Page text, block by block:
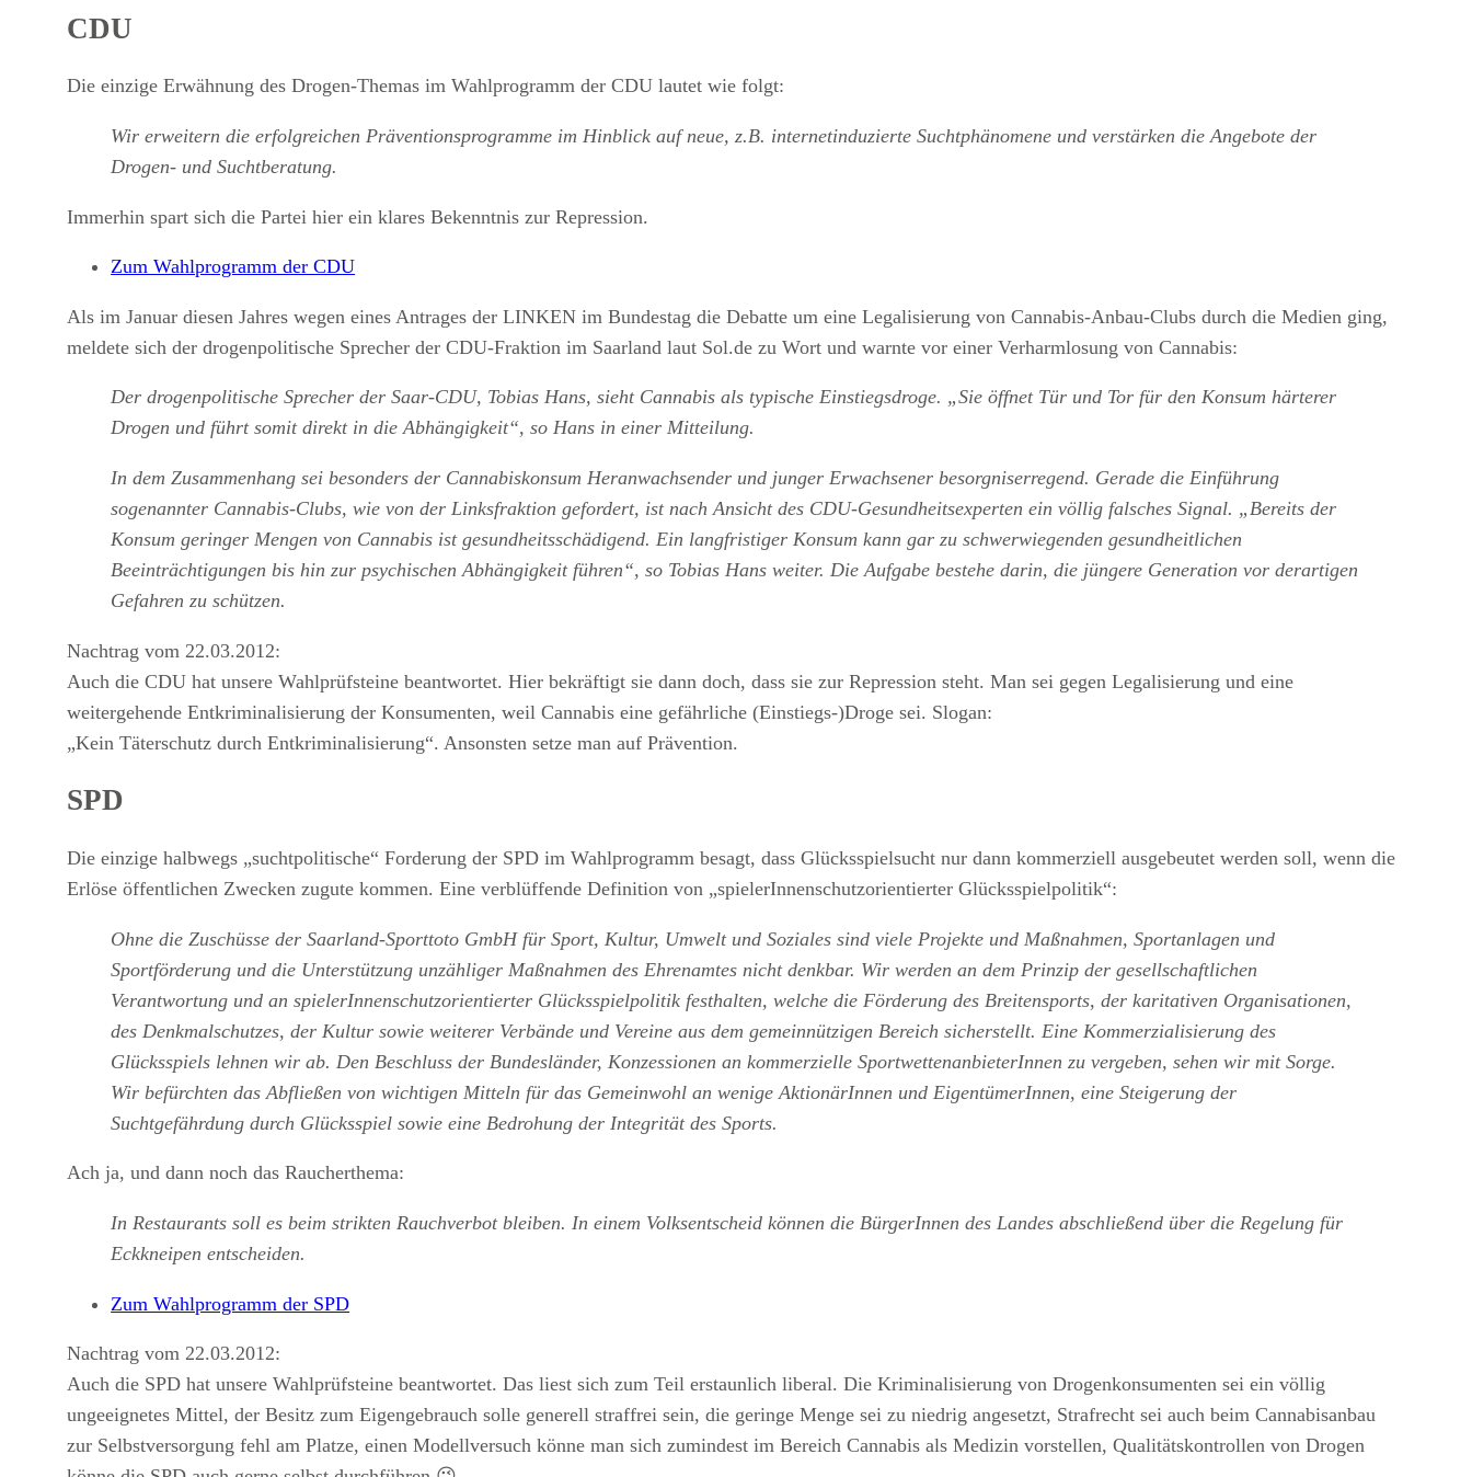
CDU
Die einzige Erwähnung des Drogen-Themas im Wahlprogramm der CDU lautet wie folgt:
Wir erweitern die erfolgreichen Präventionsprogramme im Hinblick auf neue, z.B. internetinduzierte Suchtphänomene und verstärken die Angebote der
Drogen- und Suchtberatung.
Immerhin spart sich die Partei hier ein klares Bekenntnis zur Repression.
Zum Wahlprogramm der CDU
Als im Januar diesen Jahres wegen eines Antrages der LINKEN im Bundestag die Debatte um eine Legalisierung von Cannabis-Anbau-Clubs durch die Medien ging,
meldete sich der drogenpolitische Sprecher der CDU-Fraktion im Saarland laut Sol.de zu Wort und warnte vor einer Verharmlosung von Cannabis:
Der drogenpolitische Sprecher der Saar-CDU, Tobias Hans, sieht Cannabis als typische Einstiegsdroge. „Sie öffnet Tür und Tor für den Konsum härterer
Drogen und führt somit direkt in die Abhängigkeit“, so Hans in einer Mitteilung.
In dem Zusammenhang sei besonders der Cannabiskonsum Heranwachsender und junger Erwachsener besorgniserregend. Gerade die Einführung
sogenannter Cannabis-Clubs, wie von der Linksfraktion gefordert, ist nach Ansicht des CDU-Gesundheitsexperten ein völlig falsches Signal. „Bereits der
Konsum geringer Mengen von Cannabis ist gesundheitsschädigend. Ein langfristiger Konsum kann gar zu schwerwiegenden gesundheitlichen
Beeinträchtigungen bis hin zur psychischen Abhängigkeit führen“, so Tobias Hans weiter. Die Aufgabe bestehe darin, die jüngere Generation vor derartigen
Gefahren zu schützen.
Nachtrag vom 22.03.2012:
Auch die CDU hat unsere Wahlprüfsteine beantwortet. Hier bekräftigt sie dann doch, dass sie zur Repression steht. Man sei gegen Legalisierung und eine
weitergehende Entkriminalisierung der Konsumenten, weil Cannabis eine gefährliche (Einstiegs-)Droge sei. Slogan:
„Kein Täterschutz durch Entkriminalisierung“. Ansonsten setze man auf Prävention.
SPD
Die einzige halbwegs „suchtpolitische“ Forderung der SPD im Wahlprogramm besagt, dass Glücksspielsucht nur dann kommerziell ausgebeutet werden soll, wenn die
Erlöse öffentlichen Zwecken zugute kommen. Eine verblüffende Definition von „spielerInnenschutzorientierter Glücksspielpolitik“:
Ohne die Zuschüsse der Saarland-Sporttoto GmbH für Sport, Kultur, Umwelt und Soziales sind viele Projekte und Maßnahmen, Sportanlagen und
Sportförderung und die Unterstützung unzähliger Maßnahmen des Ehrenamtes nicht denkbar. Wir werden an dem Prinzip der gesellschaftlichen
Verantwortung und an spielerInnenschutzorientierter Glücksspielpolitik festhalten, welche die Förderung des Breitensports, der karitativen Organisationen,
des Denkmalschutzes, der Kultur sowie weiterer Verbände und Vereine aus dem gemeinnützigen Bereich sicherstellt. Eine Kommerzialisierung des
Glücksspiels lehnen wir ab. Den Beschluss der Bundesländer, Konzessionen an kommerzielle SportwettenanbieterInnen zu vergeben, sehen wir mit Sorge.
Wir befürchten das Abfließen von wichtigen Mitteln für das Gemeinwohl an wenige AktionärInnen und EigentümerInnen, eine Steigerung der
Suchtgefährdung durch Glücksspiel sowie eine Bedrohung der Integrität des Sports.
Ach ja, und dann noch das Raucherthema:
In Restaurants soll es beim strikten Rauchverbot bleiben. In einem Volksentscheid können die BürgerInnen des Landes abschließend über die Regelung für
Eckkneipen entscheiden.
Zum Wahlprogramm der SPD
Nachtrag vom 22.03.2012:
Auch die SPD hat unsere Wahlprüfsteine beantwortet. Das liest sich zum Teil erstaunlich liberal. Die Kriminalisierung von Drogenkonsumenten sei ein völlig
ungeeignetes Mittel, der Besitz zum Eigengebrauch solle generell straffrei sein, die geringe Menge sei zu niedrig angesetzt, Strafrecht sei auch beim Cannabisanbau
zur Selbstversorgung fehl am Platze, einen Modellversuch könne man sich zumindest im Bereich Cannabis als Medizin vorstellen, Qualitätskontrollen von Drogen